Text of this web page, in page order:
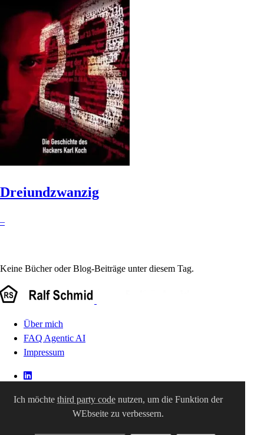
Dreiundzwanzig
–
Keine Bücher oder Blog-Beiträge unter diesem Tag.
Über mich
FAQ Agentic AI
Impressum
Ich möchte third party codenutzen, um die Funktion der
WEbseite zu verbessern.